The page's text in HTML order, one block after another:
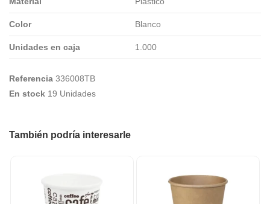
Color Blanco
Unidades en caja 1.000
Referencia 336008TB
En stock 19 Unidades
También podría interesarle